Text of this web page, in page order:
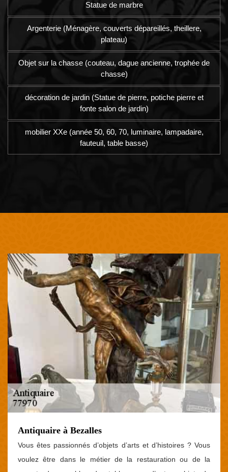
Statue de marbre
Argenterie (Ménagère, couverts dépareillés, theillere,
plateau)
Objet sur la chasse (couteau, dague ancienne, trophée de
chasse)
décoration de jardin (Statue de pierre, potiche pierre et
fonte salon de jardin)
mobilier XXe (année 50, 60, 70, luminaire, lampadaire,
fauteuil, table basse)
Antiquaire à Bezalles
Vous êtes passionnés d’objets d’arts et d’histoires ? Vous
voulez être dans le métier de la restauration ou de la